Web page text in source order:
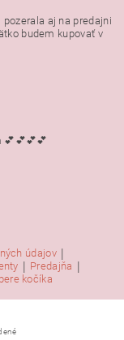
aj na predajni
budem kupovať v
💕💕💕💕
údajov |
| Predajňa |
kočíka